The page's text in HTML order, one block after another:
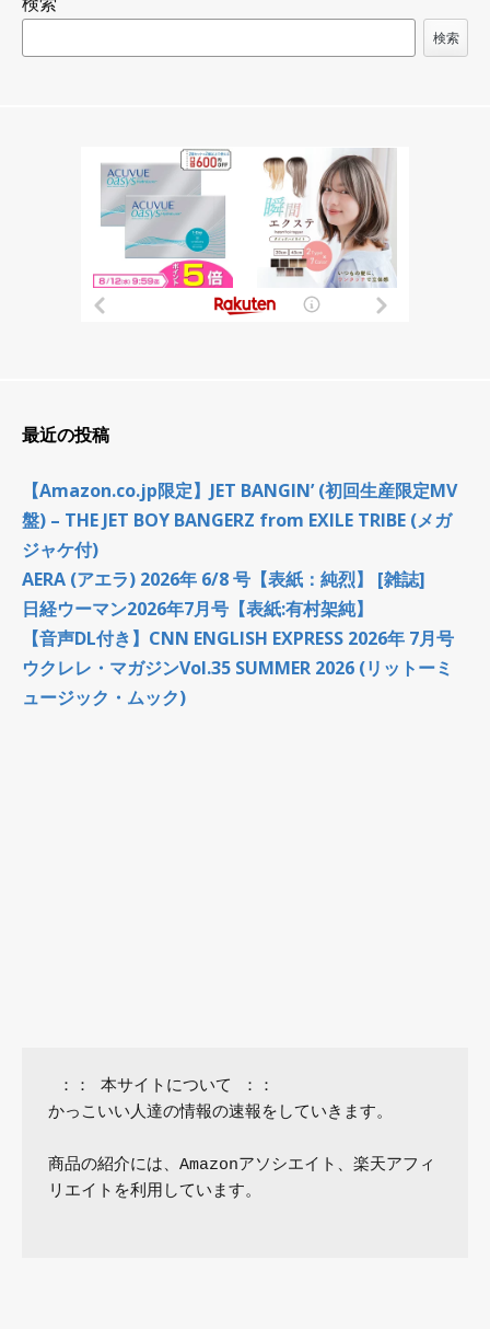
ゲ
検索
最近の投稿
【Amazon.co.jp限定】JET BANGIN’ (初回生産限定MV
盤) – THE JET BOY BANGERZ from EXILE TRIBE (メガ
ジャケ付)
AERA (アエラ) 2026年 6/8 号【表紙：純烈】 [雑誌]
日経ウーマン2026年7月号【表紙:有村架純】
【音声DL付き】CNN ENGLISH EXPRESS 2026年 7月号
ウクレレ・マガジンVol.35 SUMMER 2026 (リットーミ
ュージック・ムック)
かっこいい人達の情報の速報をしていきます。
商品の紹介には、Amazonアソシエイト、楽天アフィ
リエイトを利用しています。